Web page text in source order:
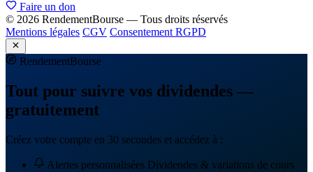
Faire un don
© 2026 RendementBourse — Tous droits réservés
Mentions légales CGV Consentement RGPD
RendementBourse
Tout pour suivre vos dividendes —
gratuitement
Créez votre compte en 30 secondes et accédez à :
Alertes personnalisées Dividendes & variations de cours